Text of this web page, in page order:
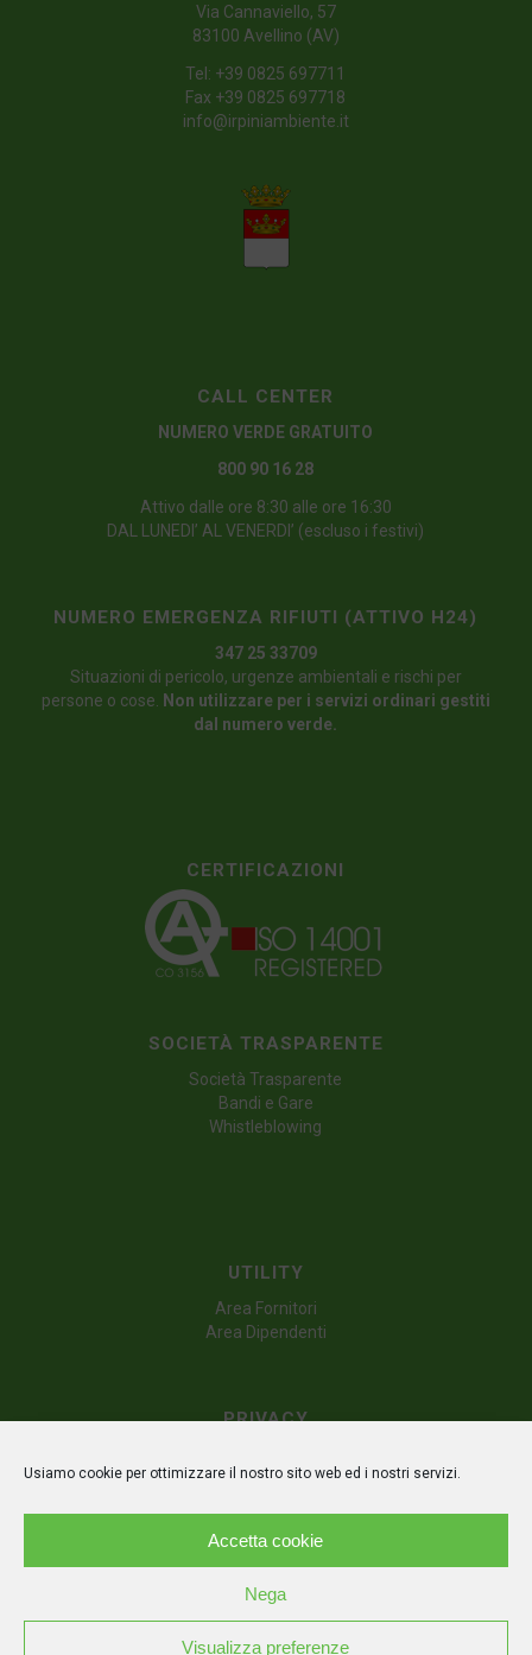
Usiamo cookie per ottimizzare il nostro sito web ed i nostri servizi.
Accetta cookie
Nega
Visualizza preferenze
Via Cannaviello, 57
83100 Avellino (AV)
Tel: +39 0825 697711
Fax +39 0825 697718
info@irpiniambiente.it
CALL CENTER
NUMERO VERDE GRATUITO
800 90 16 28
Attivo dalle ore 8:30 alle ore 16:30
DAL LUNEDI’ AL VENERDI’ (escluso i festivi)
NUMERO EMERGENZA RIFIUTI (ATTIVO H24)
347 25 33709
Situazioni di pericolo, urgenze ambientali e rischi per
persone o cose. Non utilizzare per i servizi ordinari gestiti
dal numero verde.
CERTIFICAZIONI
SOCIETÀ TRASPARENTE
Società Trasparente
Bandi e Gare
Whistleblowing
UTILITY
Area Fornitori
Area Dipendenti
PRIVACY
Politica dei cookie (UE)
© Copyright - Irpiniambiente s.p.a. | P.IVA IT02626510644 | Powered by